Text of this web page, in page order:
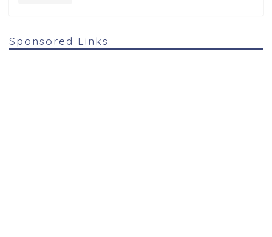
Sponsored Links